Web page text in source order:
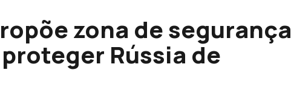
zona de segurança
Rússia de